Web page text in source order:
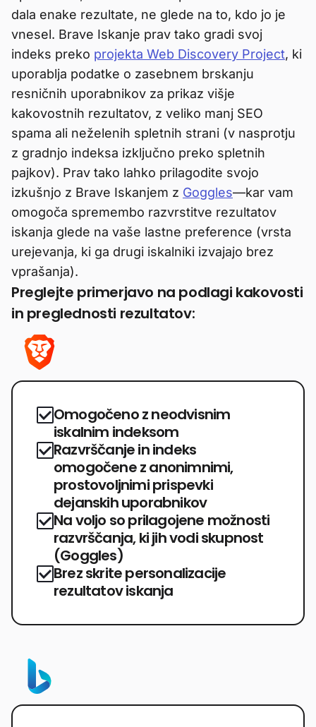
dala enake rezultate, ne glede na to, kdo jo je
vnesel. Brave Iskanje prav tako gradi svoj
indeks preko projekta Web Discovery Project, ki
uporablja podatke o zasebnem brskanju
resničnih uporabnikov za prikaz višje
kakovostnih rezultatov, z veliko manj SEO
spama ali neželenih spletnih strani (v nasprotju
z gradnjo indeksa izključno preko spletnih
pajkov). Prav tako lahko prilagodite svojo
izkušnjo z Brave Iskanjem z Goggles—kar vam
omogoča spremembo razvrstitve rezultatov
iskanja glede na vaše lastne preference (vrsta
urejevanja, ki ga drugi iskalniki izvajajo brez
vprašanja).
Preglejte primerjavo na podlagi kakovosti
in preglednosti rezultatov:
Omogočeno z neodvisnim
iskalnim indeksom
Razvrščanje in indeks
omogočene z anonimnimi,
prostovoljnimi prispevki
dejanskih uporabnikov
Na voljo so prilagojene možnosti
razvrščanja, ki jih vodi skupnost
(Goggles)
Brez skrite personalizacije
rezultatov iskanja